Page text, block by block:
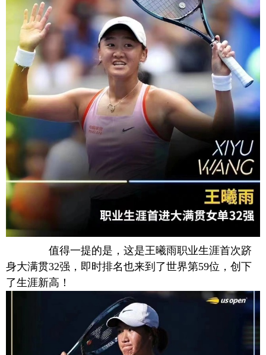
值得一提的是，这是王曦雨职业生涯首次跻
身大满贯32强，即时排名也来到了世界第59位，创下
了生涯新高！